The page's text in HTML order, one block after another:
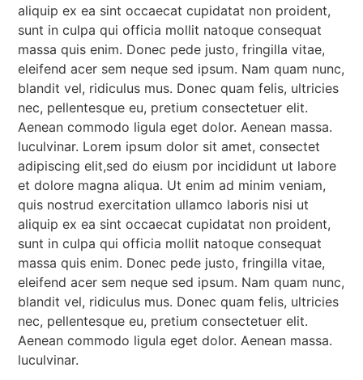
aliquip ex ea sint occaecat cupidatat non proident,
sunt in culpa qui officia mollit natoque consequat
massa quis enim. Donec pede justo, fringilla vitae,
eleifend acer sem neque sed ipsum. Nam quam nunc,
blandit vel, ridiculus mus. Donec quam felis, ultricies
nec, pellentesque eu, pretium consectetuer elit.
Aenean commodo ligula eget dolor. Aenean massa.
luculvinar. Lorem ipsum dolor sit amet, consectet
adipiscing elit,sed do eiusm por incididunt ut labore
et dolore magna aliqua. Ut enim ad minim veniam,
quis nostrud exercitation ullamco laboris nisi ut
aliquip ex ea sint occaecat cupidatat non proident,
sunt in culpa qui officia mollit natoque consequat
massa quis enim. Donec pede justo, fringilla vitae,
eleifend acer sem neque sed ipsum. Nam quam nunc,
blandit vel, ridiculus mus. Donec quam felis, ultricies
nec, pellentesque eu, pretium consectetuer elit.
Aenean commodo ligula eget dolor. Aenean massa.
luculvinar.